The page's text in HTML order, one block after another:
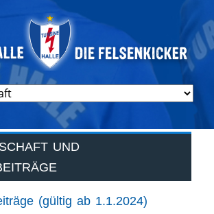
UND
(gültig ab 1.1.2024)